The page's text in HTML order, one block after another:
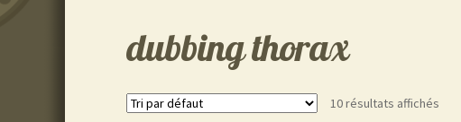
dubbing thorax
10 résultats affichés